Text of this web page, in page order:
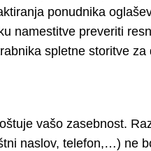
ponudnika
namestitve preveriti
spletne storitve
vašo zasebnost.
naslov, telefon,…) ne